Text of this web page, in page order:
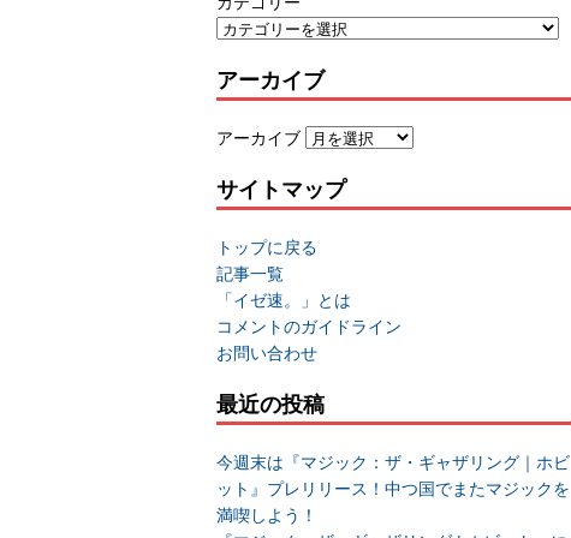
アーカイブ
アーカイブ
サイトマップ
トップに戻る
記事一覧
「イゼ速。」とは
コメントのガイドライン
お問い合わせ
最近の投稿
今週末は『マジック：ザ・ギャザリング｜ホビ
ット』プレリリース！中つ国でまたマジックを
満喫しよう！